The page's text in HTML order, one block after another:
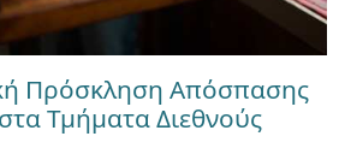
Πρόσκληση Απόσπασης
Τμήματα Διεθνούς